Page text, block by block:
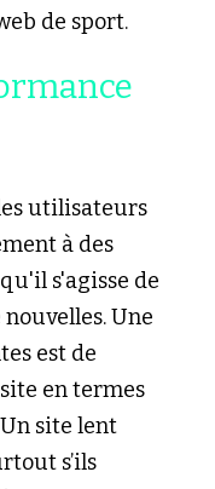
de sport.
utilisateurs
à des
s'agisse de
Une
est de
en termes
Un site lent
s’ils